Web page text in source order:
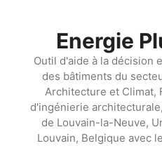
Energie
Outil d'aide à la décision
des bâtiments du
Architecture et Climat,
d'ingénierie
de Louvain-la-Neuve,
Louvain, Belgique avec